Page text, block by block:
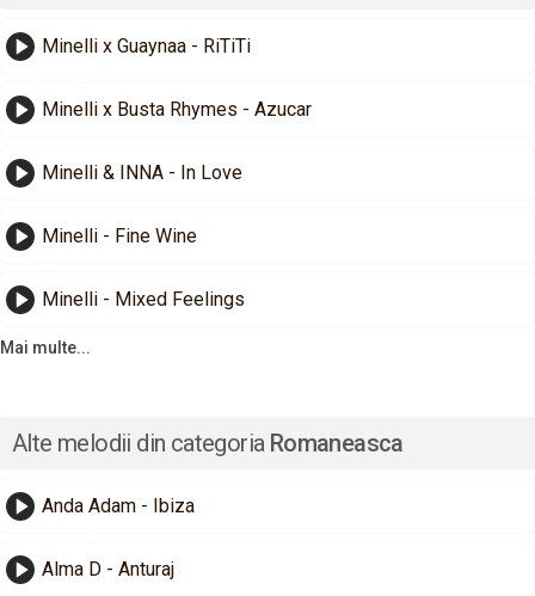
Minelli x Guaynaa - RiTiTi
Minelli x Busta Rhymes - Azucar
Minelli & INNA - In Love
Minelli - Fine Wine
Minelli - Mixed Feelings
Mai multe...
Alte melodii din categoria Romaneasca
Anda Adam - Ibiza
Alma D - Anturaj